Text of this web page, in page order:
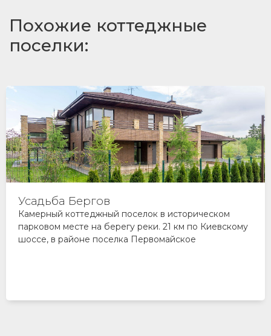
Похожие коттеджные
поселки:
Валуевская Слобода
Готовые дома и земельные участки в поселке
бизнес-класса между Киевским и Калужским шоссе
в 10 км от МКАД